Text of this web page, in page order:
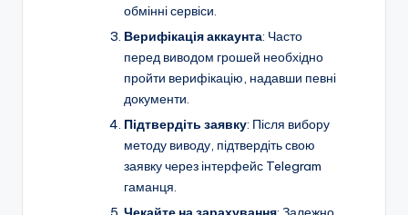
обмінні сервіси.
Верифікація аккаунта: Часто
перед виводом грошей необхідно
пройти верифікацію, надавши певні
документи.
Підтвердіть заявку: Після вибору
методу виводу, підтвердіть свою
заявку через інтерфейс Telegram
гаманця.